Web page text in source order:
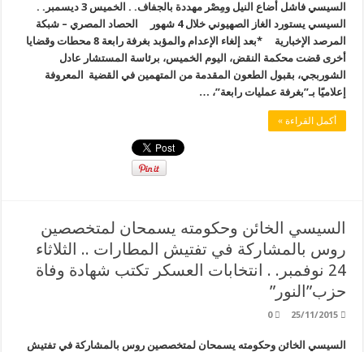
السيسي فاشل أضاع النيل ومِصْر مهددة بالجفاف. . الخميس 3 ديسمبر. .
السيسي يستورد الغاز الصهيوني خلال 4 شهور الحصاد المصري – شبكة
المرصد الإخبارية *بعد إلغاء الإعدام والمؤبد بغرفة رابعة 8 محطات وقضايا
أخرى قضت محكمة النقض، اليوم الخميس، برئاسة المستشار عادل
الشوربجي، بقبول الطعون المقدمة من المتهمين في القضية المعروفة
إعلاميًا بـ”بغرفة عمليات رابعة”، …
أكمل القراءة »
السيسي الخائن وحكومته يسمحان لمتخصصين
روس بالمشاركة في تفتيش المطارات .. الثلاثاء
24 نوفمبر. . انتخابات العسكر تكتب شهادة وفاة
حزب”النور”
25/11/2015
0
السيسي الخائن وحكومته يسمحان لمتخصصين روس بالمشاركة في تفتيش